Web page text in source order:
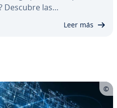
Descubre las…
Leer más